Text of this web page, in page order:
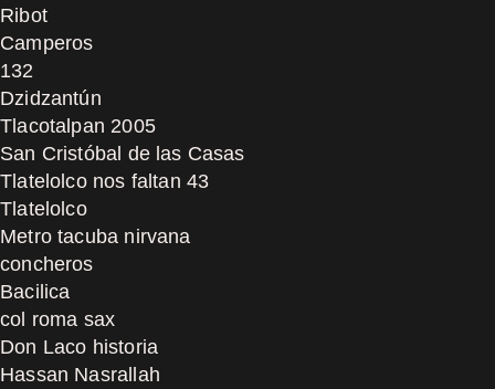
Ribot
Camperos
132
Dzidzantún
Tlacotalpan 2005
San Cristóbal de las Casas
Tlatelolco nos faltan 43
Tlatelolco
Metro tacuba nirvana
concheros
Bacilica
col roma sax
Don Laco historia
Hassan Nasrallah